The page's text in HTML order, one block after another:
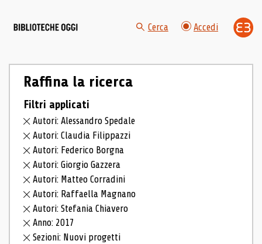
Cerca Accedi
Raffina la ricerca
Filtri applicati
Autori: Alessandro Spedale
Autori: Claudia Filippazzi
Autori: Federico Borgna
Autori: Giorgio Gazzera
Autori: Matteo Corradini
Autori: Raffaella Magnano
Autori: Stefania Chiavero
Anno: 2017
Sezioni: Nuovi progetti